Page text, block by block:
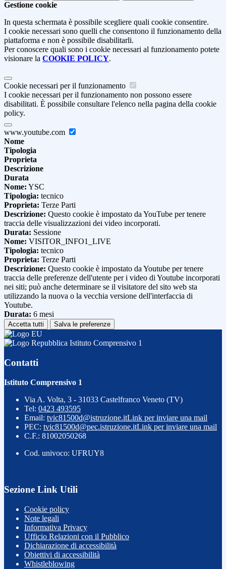
Gestione cookie
In questa schermata è possibile scegliere quali cookie consentire.
I cookie necessari sono quelli che consentono il funzionamento della
piattaforma e non è possibile disabilitarli.
Per conoscere quali sono i cookie necessari al funzionamento potete
visionare la COOKIE POLICY.
Cookie necessari per il funzionamento
I cookie necessari per il funzionamento non possono essere
disabilitati. È possibile consultare l'elenco nella pagina della cookie
policy.
www.youtube.com
Nome
Tipologia
Proprieta
Descrizione
Durata
Nome: YSC
Tipologia: tecnico
Proprieta: Terze Parti
Descrizione: Questo cookie è impostato da YouTube per tenere
traccia delle visualizzazioni dei video incorporati.
Durata: Sessione
Nome: VISITOR_INFO1_LIVE
Tipologia: tecnico
Proprieta: Terze Parti
Descrizione: Questo cookie è impostato da Youtube per tenere
traccia delle preferenze dell'utente per i video di Youtube incorporati
nei siti; può anche determinare se il visitatore del sito web sta
utilizzando la nuova o la vecchia versione dell'interfaccia di
Youtube.
Durata: 6 mesi
Accetta tutti Salva le preferenze
Istituto Comprensivo 1
Contatti
Istituto Comprensivo 1
Via A. Volta, 3 - 31033 Castelfranco Veneto (TV)
Tel: 0423 493595
Email: tvic81500d@istruzione.itLink per inviare una mail
PEC: tvic81500d@pec.istruzione.itLink per inviare una mail
C.F.: 81002050268
Cod. univoco: UFRUY8
Sezione Link Utili
Cookie policy
Note legali
Informativa Privacy
Ufficio Relazioni con il Pubblico
Dichiarazione di accessibilità
Obiettivi di accessibilità
Whistleblowing